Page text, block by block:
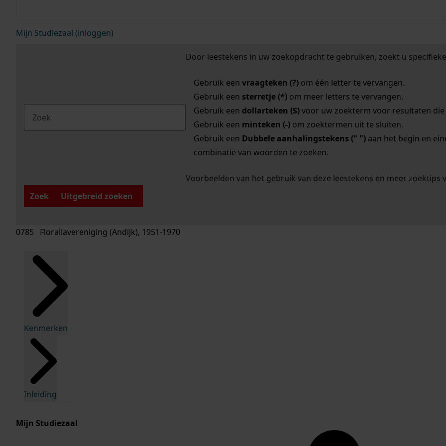
Mijn Studiezaal (inloggen)
Door leestekens in uw zoekopdracht te gebruiken, zoekt u
Gebruik een vraagteken (?)om één letter te vervangen.
Gebruik een sterretje (*)om meer letters te vervangen.
Gebruik een dollarteken ($)voor uw zoekterm voor resultaten die
Gebruik een minteken (-)om zoektermen uit te sluiten.
Gebruik een Dubbele aanhalingstekens (" ")aan het begin en
combinatie van woorden te zoeken.
Voorbeelden van het gebruik van deze leestekens en meer zoektips
Zoek
Uitgebreid zoeken
0785 Floraliavereniging (Andijk), 1951-1970
Kenmerken
Inleiding
Mijn Studiezaal